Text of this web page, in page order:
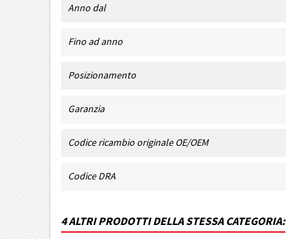
Anno dal
Fino ad anno
Posizionamento
Garanzia
Codice ricambio originale OE/OEM
Codice DRA
4 ALTRI PRODOTTI DELLA STESSA CATEGORIA: